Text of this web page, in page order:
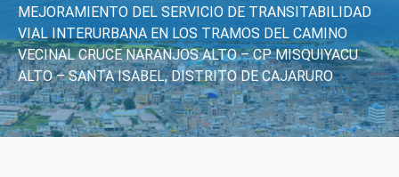
MEJORAMIENTO DEL SERVICIO DE TRANSITABILIDAD
VIAL INTERURBANA EN LOS TRAMOS DEL CAMINO
VECINAL CRUCE NARANJOS ALTO – CP MISQUIYACU
ALTO – SANTA ISABEL, DISTRITO DE CAJARURO